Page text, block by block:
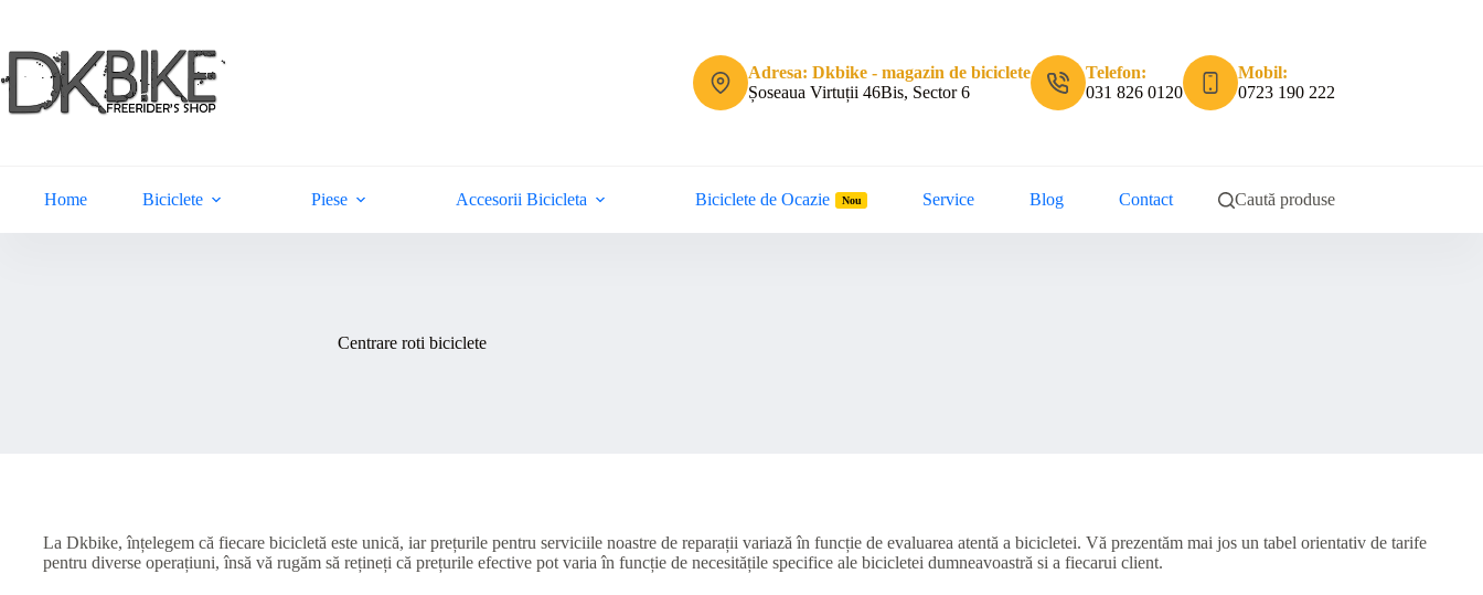
conținut
Adresa: Dkbike - magazin de biciclete
Șoseaua Virtuții 46Bis, Sector 6
Telefon:
031 826 0120
Mobil:
0723 190 222
Home Biciclete Piese Accesorii Bicicleta Biciclete de Ocazie Nou Service Blog Contact Caută produse
Centrare roti biciclete
La Dkbike, înțelegem că fiecare bicicletă este unică, iar prețurile pentru serviciile noastre de reparații variază în funcție de evaluarea atentă a bicicletei. Vă prezentăm mai jos un tabel orientativ de tarife
pentru diverse operațiuni, însă vă rugăm să rețineți că prețurile efective pot varia în funcție de necesitățile specifice ale bicicletei dumneavoastră si a fiecarui client.